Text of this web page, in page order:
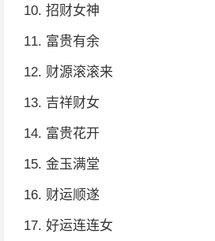
10. 招财女神
11. 富贵有余
12. 财源滚滚来
13. 吉祥财女
14. 富贵花开
15. 金玉满堂
16. 财运顺遂
17. 好运连连女